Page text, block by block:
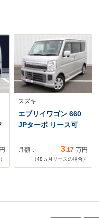
スズキ
エブリイワゴン 660
JPターボ リース可
月額： 3.17 万円
（48 ヵ月リースの場合）